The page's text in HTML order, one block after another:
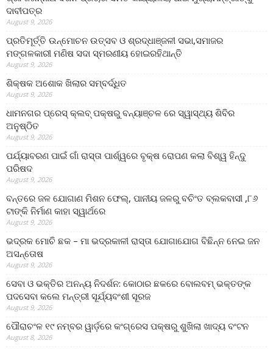
ଦାବୀପତ୍ର
August 9, 2026
ପ୍ରତିମୂର୍ତ୍ତି ଉନ୍ମୋଚନ ଉତ୍ସବ ଓ ଶ୍ରଦ୍ଧାଞ୍ଜଳୀ ସଭା,ସମାଜର
ମଙ୍ଗଳକାରୀ ମଣିଷ ସଦା ସ୍ମରଣୀୟ ହୋଇରହିଥାନ୍ତି
August 9, 2026
ଶିକ୍ଷକ ଅଶୋକ ଖିଲାର ସମ୍ବର୍ଦ୍ଧିତ
August 9, 2026
ଧାମନଗର ପ୍ରେସ୍ କ୍ଲବ୍ ପକ୍ଷରୁ ବନ୍ୟାଞ୍ଚଳ ରେ ସ୍ୱାସ୍ଥ୍ୟ ଶିବିର
ଅନୁଷ୍ଠିତ
August 9, 2026
ପର୍ଯ୍ୟାବରଣ ପାଇଁ ଗାଁ ରାସ୍ତା ପାର୍ଶ୍ୱରେ ବୃକ୍ଷ ରୋପଣ କଲା ବିଶ୍ୱ ହିନ୍ଦୁ
ପରିଷଦ
August 9, 2026
ବନ୍ତରେ ଜଳ ଯୋଗାଣ ମିଶନ ଫେଲ୍‌, ପାନୀୟ ଜଳରୁ ବଚିଂତ ବ୍ଲକବାସୀ ,୮୬
ଟାଙ୍କି ନିର୍ମାଣ କାହା ସ୍ୱାର୍ଥରେ
August 9, 2026
ଭଦ୍ରକ ମୋଚି ଛକ – ମା ଭଦ୍ରକାଳୀ ରାସ୍ତା ଯୋଗାଯୋଗ ବିଛିନ୍ନ ନେଇ ଜନ
ଅସନ୍ତୋଷ
August 9, 2026
ସେବା ଓ ଭକ୍ତିର ଅନନ୍ୟ ନିଦର୍ଶନ: କୋଠାର ଛକରେ ବୋଲବମ୍ ଭକ୍ତଙ୍କ
ପଦସେବା କଲେ ମନ୍ତ୍ରୀ ସୂର୍ଯ୍ୟବଂଶୀ ସୂରଜ
August 9, 2026
ପୌରାଚଂଳ ୧୯ ନମ୍ବର ୱାର୍ଡ଼ରେ କଂଗ୍ରେସ ପକ୍ଷରୁ ଶୁଖିଲା ଖାଦ୍ୟ ବଂଟନ
August 8, 2026